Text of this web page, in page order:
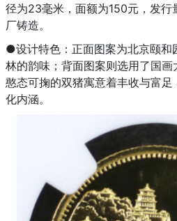
径为23毫米，面额为150元，发
厂铸造。
●设计特色：正面图案为北京颐和
林的韵味；背面图案则选用了国画
憨态可掬的双猪寓意着丰收与富
化内涵。